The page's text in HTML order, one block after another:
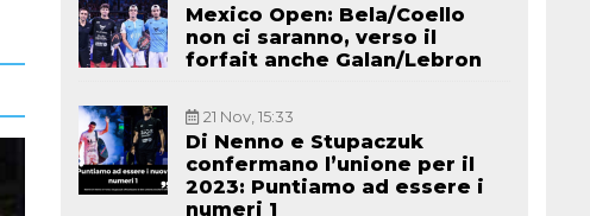
Mexico Open: Bela/Coello
non ci saranno, verso il
forfait anche Galan/Lebron
21 Nov, 15:33
Di Nenno e Stupaczuk
confermano l’unione per il
2023: Puntiamo ad essere i
numeri 1